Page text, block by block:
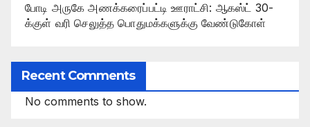
போடி அருகே அணக்கரைப்பட்டி ஊராட்சி: ஆகஸ்ட் 30-
க்குள் வரி செலுத்த பொதுமக்களுக்கு வேண்டுகோள்
Recent Comments
No comments to show.